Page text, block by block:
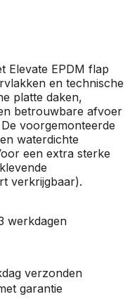
Elevate EPDM flap
en technische
platte daken,
betrouwbare afvoer
voorgemonteerde
waterdichte
een extra sterke
verkrijgbaar).
werkdagen
verzonden
garantie